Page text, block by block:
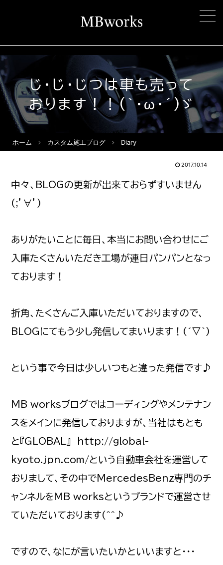
じ・じ・じつは車も売って
おります！！(｀・ω・´)ゞ
ホーム カスタム施工ブログ Diary
2017.10.14
中々、BLOGの更新が出来ておらずすいません
(;’∀’)
ありがたいことに毎日、本当にお問い合わせにご
入庫たくさんいただき工場が連日パンパンとなっ
ております！
折角、たくさんご入庫いただいておりますので、
BLOGにてもう少し発信してまいります！(´▽｀)
という事で今日は少しいつもと違った発信です♪
MB worksブログではコーディングやメンテナン
スをメインに発信しておりますが、当社はもとも
と『GLOBAL』 http://global-
kyoto.jpn.com/という自動車会社を運営して
おりまして、その中でMercedesBenz専門のチ
ャンネルをMB worksというブランドで運営させ
ていただいております(^^♪
ですので、なにが言いたいかといいますと・・・